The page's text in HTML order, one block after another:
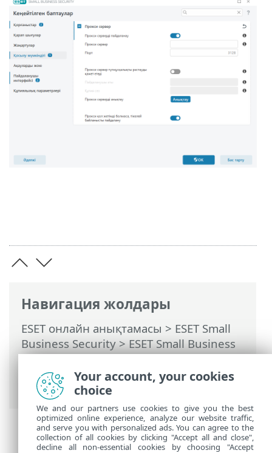
Навигация жолдары
ESET онлайн анықтамасы > ESET Small
Business Security>ESET Small Business
Security бағдарламасымен жұмыс істеу
Кеңейтілген орнату> Қосылу
мүмкіндігі
Your account, your cookies
choice
We and our partners use cookies to give you the best
optimized online experience, analyze our website traffic,
and serve you with personalized ads. You can agree to the
collection of all cookies by clicking "Accept all and close",
decline all non-essential cookies by choosing "Accept